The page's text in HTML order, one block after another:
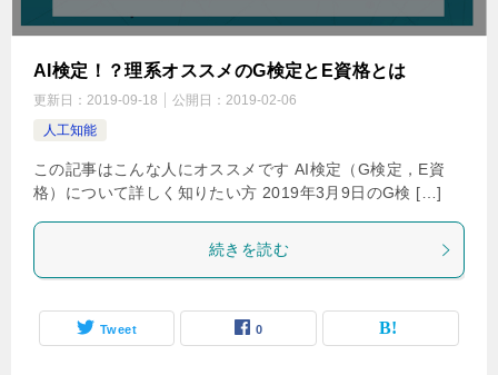
AI検定！？理系オススメのG検定とE資格とは
更新日： 2019-09-18 公開日： 2019-02-06
人工知能
この記事はこんな人にオススメです AI検定（G検定，E資
格）について詳しく知りたい方 2019年3月9日のG検 […]
続きを読む
Tweet 0